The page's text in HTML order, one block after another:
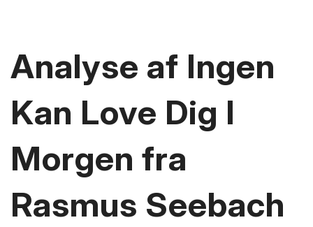
Analyse af Ingen
Kan Love Dig I
Morgen fra
Rasmus Seebach